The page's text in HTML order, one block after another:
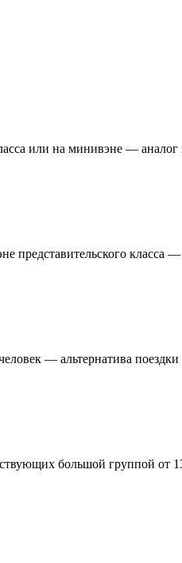
или на минивэне — аналог
представительского класса
— альтернатива
большой группой от